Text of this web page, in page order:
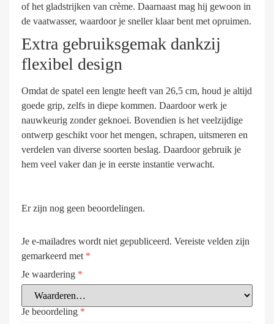
of het gladstrijken van crème. Daarnaast mag hij gewoon in
de vaatwasser, waardoor je sneller klaar bent met opruimen.
Extra gebruiksgemak dankzij
flexibel design
Omdat de spatel een lengte heeft van 26,5 cm, houd je altijd
goede grip, zelfs in diepe kommen. Daardoor werk je
nauwkeurig zonder geknoei. Bovendien is het veelzijdige
ontwerp geschikt voor het mengen, schrapen, uitsmeren en
verdelen van diverse soorten beslag. Daardoor gebruik je
hem veel vaker dan je in eerste instantie verwacht.
Er zijn nog geen beoordelingen.
Je e-mailadres wordt niet gepubliceerd. Vereiste velden zijn
gemarkeerd met *
Je waardering *
Je beoordeling *